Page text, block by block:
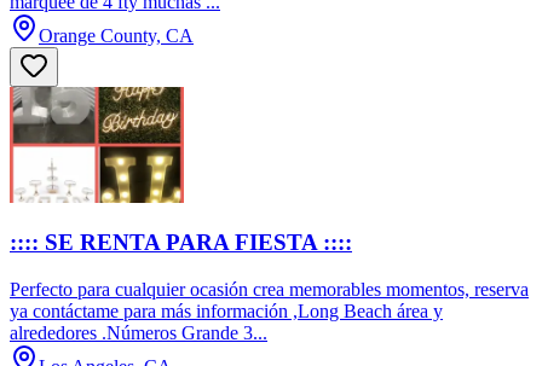
Orange County, CA
:::: SE RENTA PARA FIESTA ::::
Perfecto para cualquier ocasión crea memorables momentos, reserva
ya contáctame para más información ,Long Beach área y
alrededores .Números Grande 3...